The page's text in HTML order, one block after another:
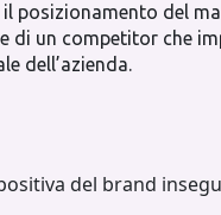
posizionamento del
di un competitor che
dell’azienda.
del brand